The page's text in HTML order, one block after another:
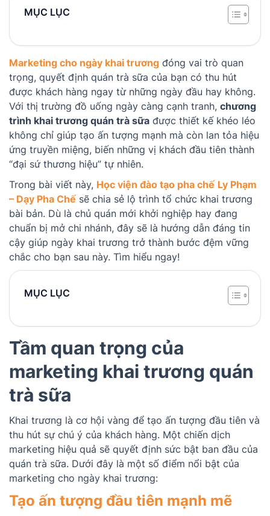
MỤC LỤC
Marketing cho ngày khai trương đóng vai trò quan
trọng, quyết định quán trà sữa của bạn có thu hút
được khách hàng ngay từ những ngày đầu hay không.
Với thị trường đồ uống ngày càng cạnh tranh, chương
trình khai trương quán trà sữa được thiết kế khéo léo
không chỉ giúp tạo ấn tượng mạnh mà còn lan tỏa hiệu
ứng truyền miệng, biến những vị khách đầu tiên thành
“đại sứ thương hiệu” tự nhiên.
Trong bài viết này, Học viện đào tạo pha chế Ly Phạm
– Dạy Pha Chế sẽ chia sẻ lộ trình tổ chức khai trương
bài bản. Dù là chủ quán mới khởi nghiệp hay đang
chuẩn bị mở chi nhánh, đây sẽ là hướng dẫn đáng tin
cậy giúp ngày khai trương trở thành bước đệm vững
chắc cho bạn sau này. Tìm hiểu ngay!
MỤC LỤC
Tầm quan trọng của
marketing khai trương quán
trà sữa
Khai trương là cơ hội vàng để tạo ấn tượng đầu tiên và
thu hút sự chú ý của khách hàng. Một chiến dịch
marketing hiệu quả sẽ quyết định sức bật ban đầu của
quán trà sữa. Dưới đây là một số điểm nổi bật của
marketing cho ngày khai trương:
Tạo ấn tượng đầu tiên mạnh mẽ